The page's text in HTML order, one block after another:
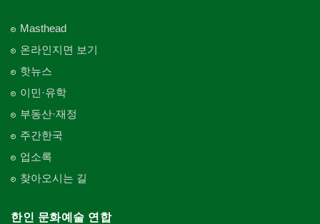
Masthead
온라인지면 보기
핫뉴스
이민·유학
부동산·재정
주간한국
업소록
찾아오시는 길
한인 문화예술 연합